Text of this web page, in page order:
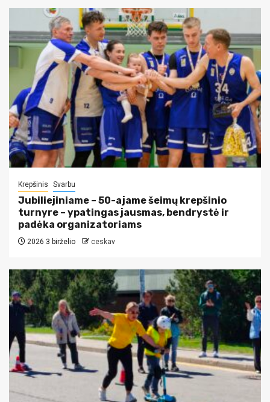
Krepšinis Svarbu
Jubiliejiniame – 50-ajame šeimų krepšinio
turnyre – ypatingas jausmas, bendrystė ir
padėka organizatoriams
2026 3 birželio ceskav